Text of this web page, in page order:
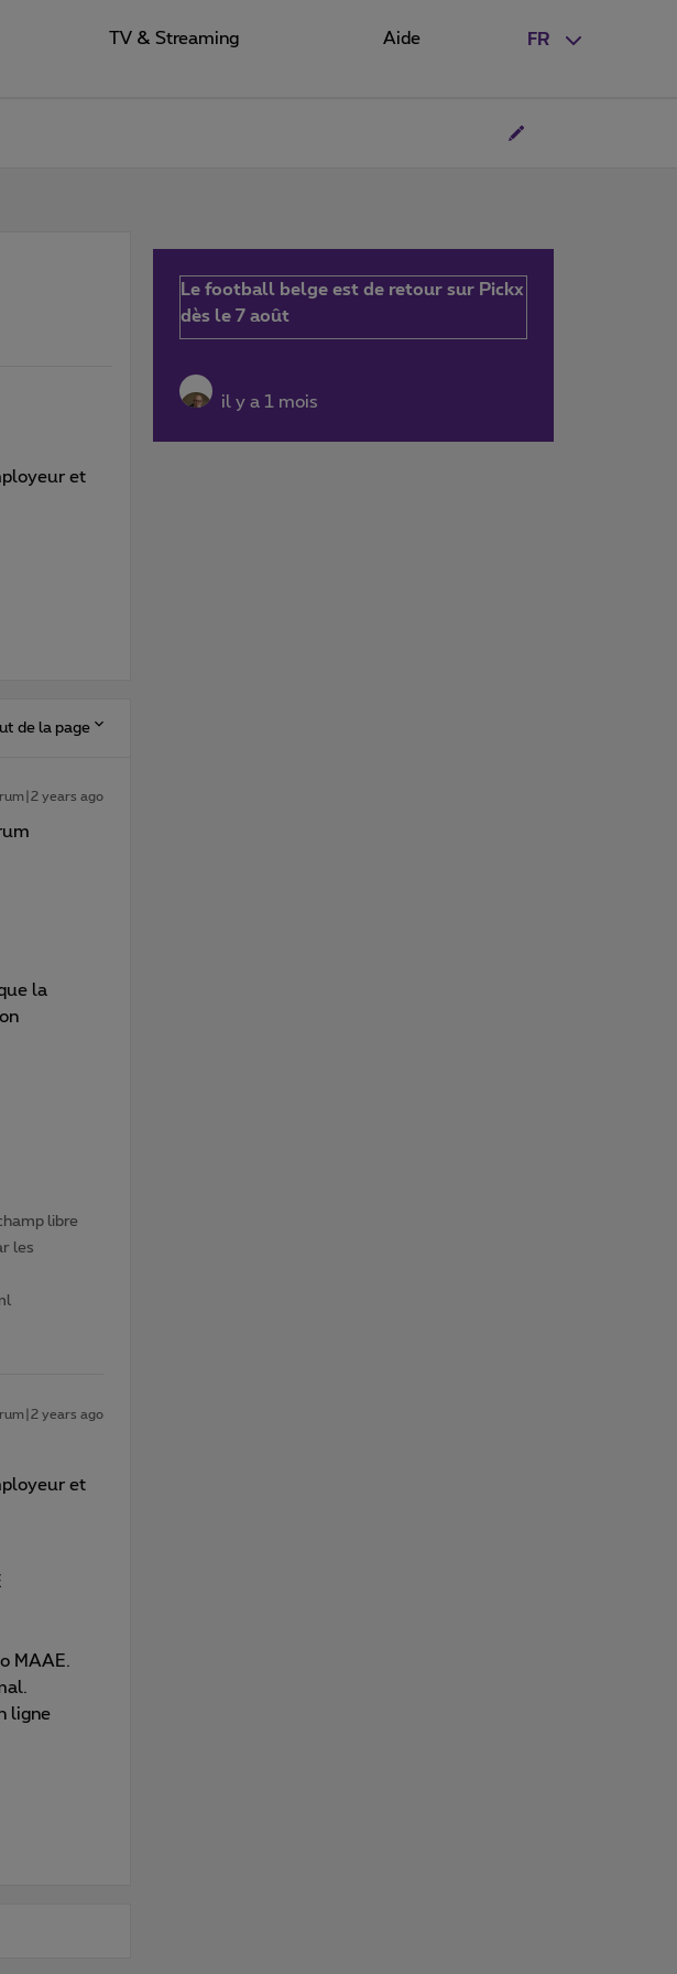
FR
TV & Streaming Aide
et
de la page
years ago
la
libre
les
years ago
et
MAAE.
ligne
Le football belge est de retour sur Pickx
dès le 7 août
il y a 1 mois